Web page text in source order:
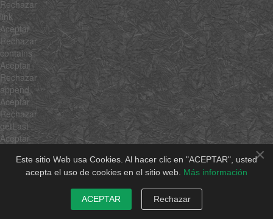
×
Este sitio Web usa Cookies. Al hacer clic en "ACEPTAR", usted
acepta el uso de cookies en el sitio web. Más información
ACEPTAR Rechazar
Rechazar
link
Aceptar
Rechazar
contains
Aceptar
Rechazar
append
Aceptar
Rechazar
getLast
Aceptar
getRandom
Aceptar